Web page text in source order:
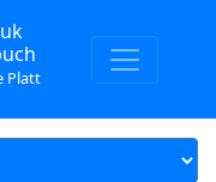
Platt